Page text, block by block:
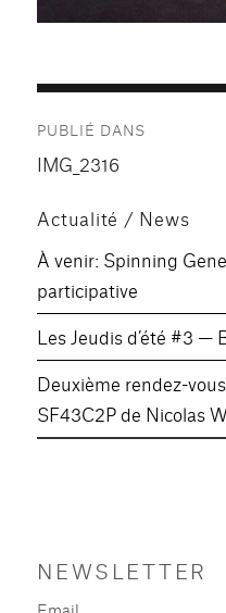
de
PUBLIÉ DANS
IMG_2316
Actualité / News
À venir: Spinning
participative
Les Jeudis d’été #3 —
Deuxième rendez-
SF43C2P de Nicolas
NEWSLETTER